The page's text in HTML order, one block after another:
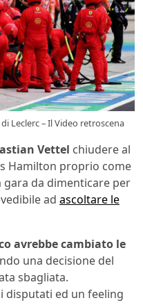
Leclerc – Il Video retroscena
Vettel chiudere al
Hamilton proprio come
gara da dimenticare per
ad ascoltare le
avrebbe cambiato le
una decisione del
sbagliata.
disputati ed un feeling